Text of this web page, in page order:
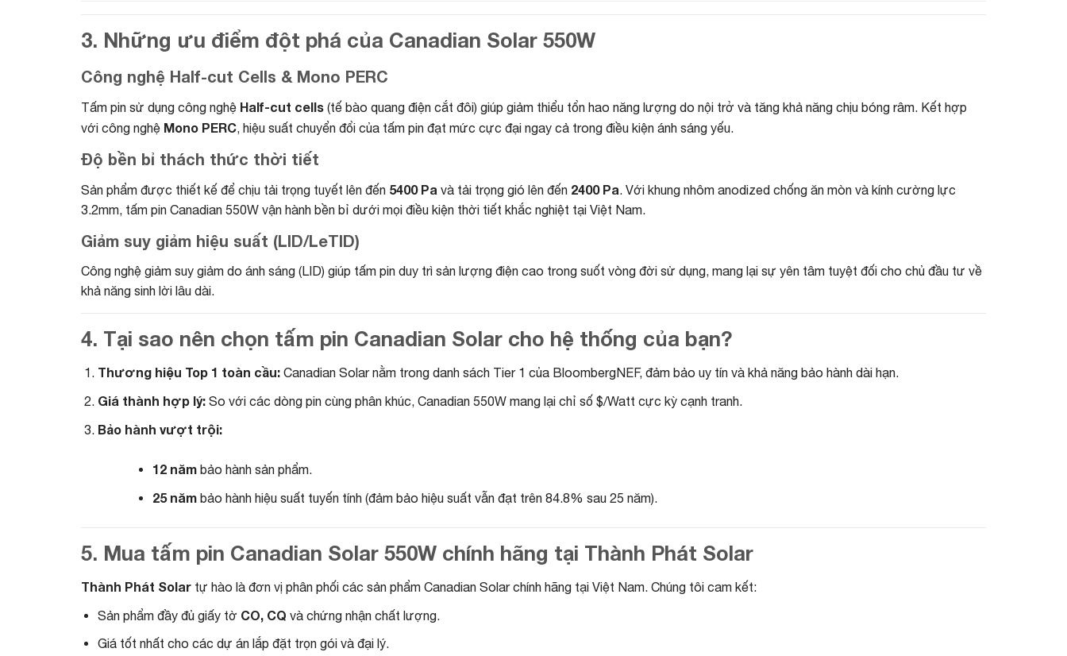
3. Những ưu điểm đột phá của Canadian Solar 550W
Công nghệ Half-cut Cells & Mono PERC
Tấm pin sử dụng công nghệ Half-cut cells (tế bào quang điện cắt đôi) giúp giảm thiểu tổn hao năng lượng do nội trở và tăng khả năng chịu bóng râm. Kết hợp
với công nghệ Mono PERC, hiệu suất chuyển đổi của tấm pin đạt mức cực đại ngay cả trong điều kiện ánh sáng yếu.
Độ bền bỉ thách thức thời tiết
Sản phẩm được thiết kế để chịu tải trọng tuyết lên đến 5400 Pa và tải trọng gió lên đến 2400 Pa. Với khung nhôm anodized chống ăn mòn và kính cường lực
3.2mm, tấm pin Canadian 550W vận hành bền bỉ dưới mọi điều kiện thời tiết khắc nghiệt tại Việt Nam.
Giảm suy giảm hiệu suất (LID/LeTID)
Công nghệ giảm suy giảm do ánh sáng (LID) giúp tấm pin duy trì sản lượng điện cao trong suốt vòng đời sử dụng, mang lại sự yên tâm tuyệt đối cho chủ đầu tư về
khả năng sinh lời lâu dài.
4. Tại sao nên chọn tấm pin Canadian Solar cho hệ thống của bạn?
Thương hiệu Top 1 toàn cầu:Canadian Solar nằm trong danh sách Tier 1 của BloombergNEF, đảm bảo uy tín và khả năng bảo hành dài hạn.
Giá thành hợp lý:So với các dòng pin cùng phân khúc, Canadian 550W mang lại chỉ số $/Watt cực kỳ cạnh tranh.
Bảo hành vượt trội:
12 nămbảo hành sản phẩm.
25 nămbảo hành hiệu suất tuyến tính (đảm bảo hiệu suất vẫn đạt trên 84.8% sau 25 năm).
5. Mua tấm pin Canadian Solar 550W chính hãng tại Thành Phát Solar
Thành Phát Solar tự hào là đơn vị phân phối các sản phẩm Canadian Solar chính hãng tại Việt Nam. Chúng tôi cam kết:
Sản phẩm đầy đủ giấy tờ CO, CQ và chứng nhận chất lượng.
Giá tốt nhất cho các dự án lắp đặt trọn gói và đại lý.